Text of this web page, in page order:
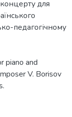
для
педагогічному
piano and
V. Borisov